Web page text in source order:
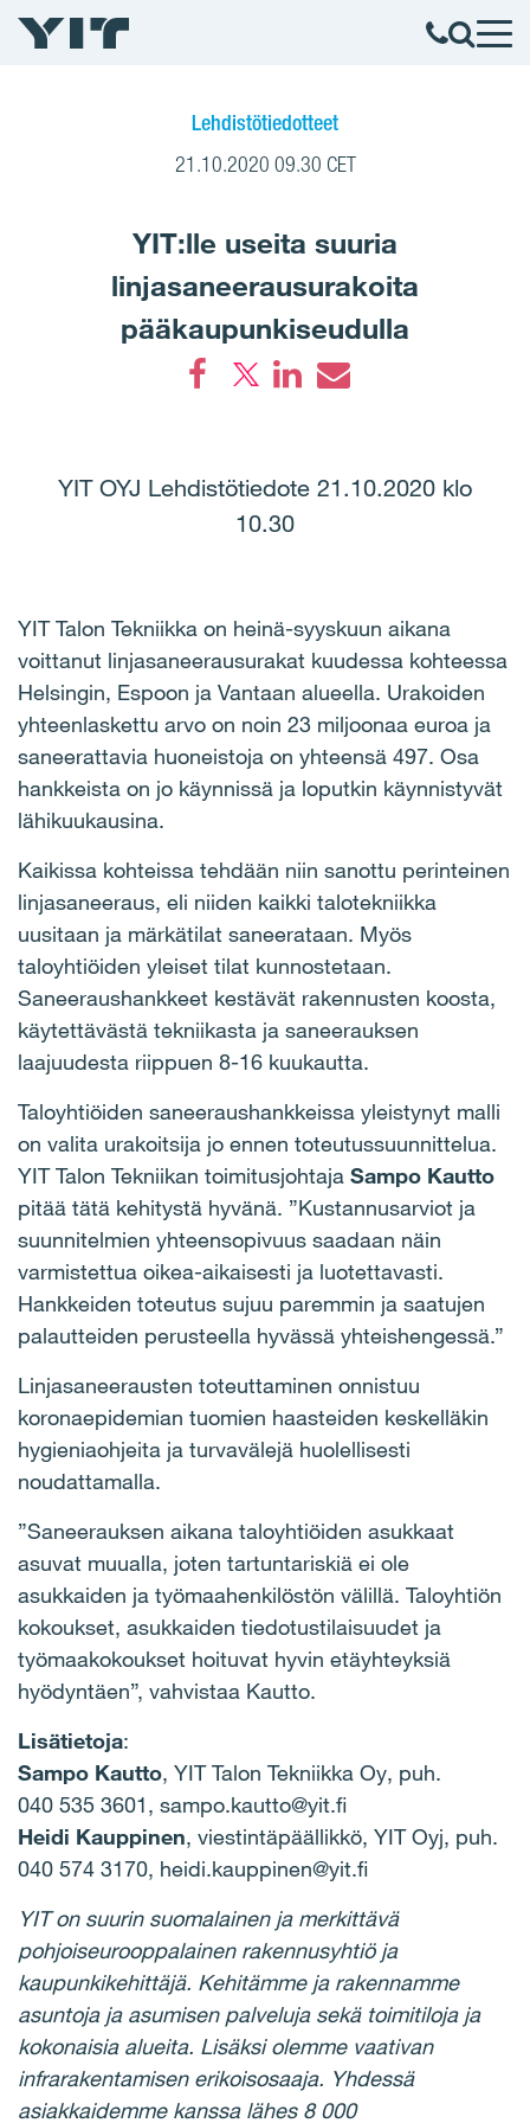
Lehdistötiedotteet
21.10.2020 09.30 CET
YIT:lle useita suuria
linjasaneerausurakoita
pääkaupunkiseudulla
YIT OYJ Lehdistötiedote 21.10.2020 klo
10.30
YIT Talon Tekniikka on heinä-syyskuun aikana
voittanut linjasaneerausurakat kuudessa kohteessa
Helsingin, Espoon ja Vantaan alueella. Urakoiden
yhteenlaskettu arvo on noin 23 miljoonaa euroa ja
saneerattavia huoneistoja on yhteensä 497. Osa
hankkeista on jo käynnissä ja loputkin käynnistyvät
lähikuukausina.
Kaikissa kohteissa tehdään niin sanottu perinteinen
linjasaneeraus, eli niiden kaikki talotekniikka
uusitaan ja märkätilat saneerataan. Myös
taloyhtiöiden yleiset tilat kunnostetaan.
Saneeraushankkeet kestävät rakennusten koosta,
käytettävästä tekniikasta ja saneerauksen
laajuudesta riippuen 8-16 kuukautta.
Taloyhtiöiden saneeraushankkeissa yleistynyt malli
on valita urakoitsija jo ennen toteutussuunnittelua.
YIT Talon Tekniikan toimitusjohtaja Sampo Kautto
pitää tätä kehitystä hyvänä. ”Kustannusarviot ja
suunnitelmien yhteensopivuus saadaan näin
varmistettua oikea-aikaisesti ja luotettavasti.
Hankkeiden toteutus sujuu paremmin ja saatujen
palautteiden perusteella hyvässä yhteishengessä.”
Linjasaneerausten toteuttaminen onnistuu
koronaepidemian tuomien haasteiden keskelläkin
hygieniaohjeita ja turvavälejä huolellisesti
noudattamalla.
”Saneerauksen aikana taloyhtiöiden asukkaat
asuvat muualla, joten tartuntariskiä ei ole
asukkaiden ja työmaahenkilöstön välillä. Taloyhtiön
kokoukset, asukkaiden tiedotustilaisuudet ja
työmaakokoukset hoituvat hyvin etäyhteyksiä
hyödyntäen”, vahvistaa Kautto.
Lisätietoja:
Sampo Kautto, YIT Talon Tekniikka Oy, puh.
040 535 3601, sampo.kautto@yit.fi
Heidi Kauppinen, viestintäpäällikkö, YIT Oyj, puh.
040 574 3170, heidi.kauppinen@yit.fi
YIT on suurin suomalainen ja merkittävä
pohjoiseurooppalainen rakennusyhtiö ja
kaupunkikehittäjä. Kehitämme ja rakennamme
asuntoja ja asumisen palveluja sekä toimitiloja ja
kokonaisia alueita. Lisäksi olemme vaativan
infrarakentamisen erikoisosaaja. Yhdessä
asiakkaidemme kanssa lähes 8 000